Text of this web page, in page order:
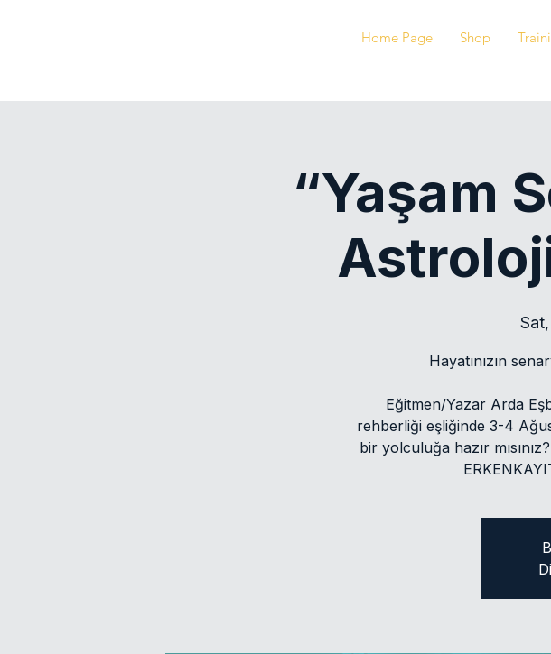
Home Page Shop
“Yaşam
Hayatınızın
Eğitmen/Yazar Arda
rehberliği eşliğinde 3-4
bir yolculuğa hazır